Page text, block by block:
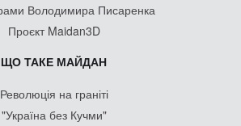
Володимира Писаренка
Проєкт Maidan3D
ЩО ТАКЕ МАЙДАН
Революція на граніті
"Україна без Кучми"